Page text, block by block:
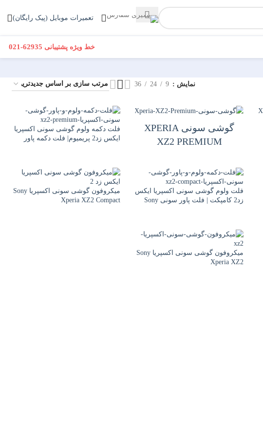
تعمیرات موبایل (پیک رایگان)
خط ویژه پشتیبانی 021-62935
نمایش 9
24
36
گوشی سونی XPERIA
XZ2 PREMIUM
فلت دکمه ولوم گوشی سونی اکسپریا
ایکس زد2 پریمیوم| فلت دکمه پاور
فلت ولوم گوشی سونی اکسپریا ایکس
زد2 کامپکت | فلت پاور سونی Sony
میکروفون گوشی سونی اکسپریا Sony
Xperia XZ2 Compact
میکروفون گوشی سونی اکسپریا Sony
Xperia XZ2